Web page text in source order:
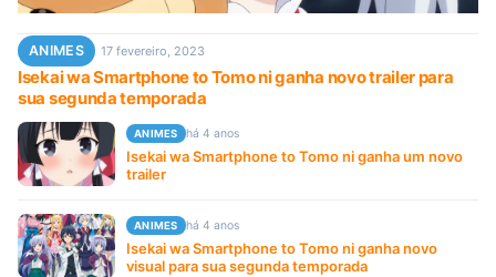
ANIMES 17 fevereiro, 2023
Isekai wa Smartphone to Tomo ni ganha novo trailer para
sua segunda temporada
ANIMES há 4 anos
Isekai wa Smartphone to Tomo ni ganha um novo
trailer
ANIMES há 4 anos
Isekai wa Smartphone to Tomo ni ganha novo
visual para sua segunda temporada